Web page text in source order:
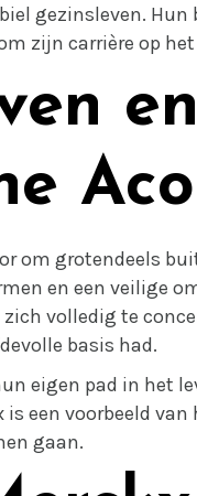
gezinsleven. Hun
zijn carrière op
om grotendeels
en een veilige
volledig te
basis had.
eigen pad in het
een voorbeeld
gaan.